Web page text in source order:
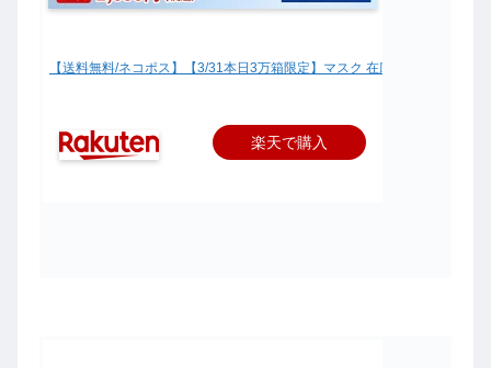
【送料無料/ネコポス】【3/31本日3万箱限定】マスク 在庫あり 4月21日
楽天で購入